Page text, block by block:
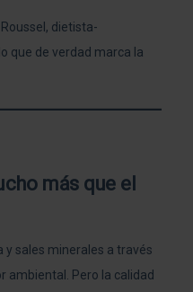
dietista-
que de verdad marca la
más que el
y sales minerales a través
ambiental. Pero la calidad